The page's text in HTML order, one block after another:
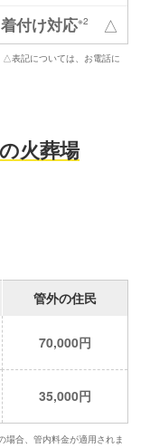
着付け対応※2 △
表記については、お電話に
火葬場
管外の住民
70,000円
35,000円
場合、管内料金が適用されま